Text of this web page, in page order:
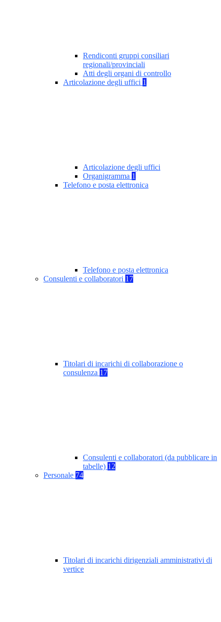
Rendiconti gruppi consiliari
regionali/provinciali
Atti degli organi di controllo
Articolazione degli uffici 1
Articolazione degli uffici
Organigramma 1
Telefono e posta elettronica
Telefono e posta elettronica
Consulenti e collaboratori 17
Titolari di incarichi di collaborazione o
consulenza 17
Consulenti e collaboratori (da pubblicare in
tabelle) 12
Personale 74
Titolari di incarichi dirigenziali amministrativi di
vertice